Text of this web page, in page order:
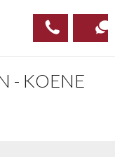
023
- KOENE